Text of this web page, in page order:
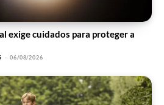
exige cuidados para proteger a
- 06/08/2026